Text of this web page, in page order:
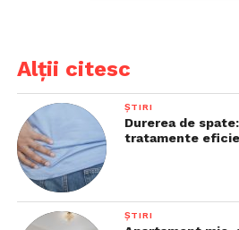
Alții citesc
ȘTIRI
Durerea de
tratamente
ȘTIRI